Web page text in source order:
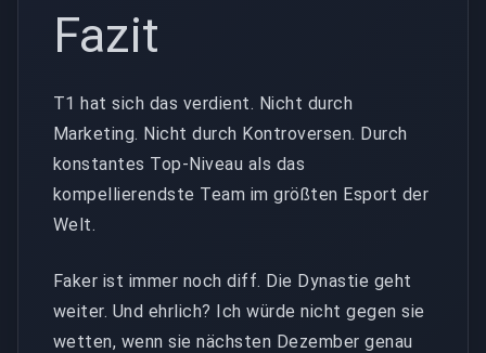
Fazit
T1 hat sich das verdient. Nicht durch
Marketing. Nicht durch Kontroversen. Durch
konstantes Top-Niveau als das
kompellierendste Team im größten Esport der
Welt.
Faker ist immer noch diff. Die Dynastie geht
weiter. Und ehrlich? Ich würde nicht gegen sie
wetten, wenn sie nächsten Dezember genau